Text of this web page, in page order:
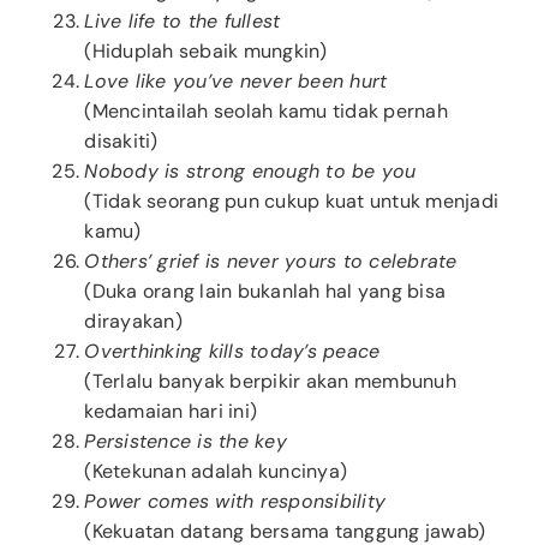
Live life to the fullest
(Hiduplah sebaik mungkin)
Love like you’ve never been hurt
(Mencintailah seolah kamu tidak pernah
disakiti)
Nobody is strong enough to be you
(Tidak seorang pun cukup kuat untuk menjadi
kamu)
Others’ grief is never yours to celebrate
(Duka orang lain bukanlah hal yang bisa
dirayakan)
Overthinking kills today’s peace
(Terlalu banyak berpikir akan membunuh
kedamaian hari ini)
Persistence is the key
(Ketekunan adalah kuncinya)
Power comes with responsibility
(Kekuatan datang bersama tanggung jawab)